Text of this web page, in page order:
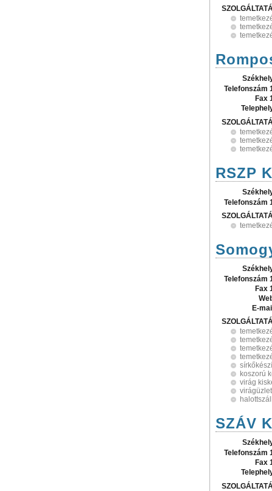
Telefonszám
Fax
RSZP
Telefonszám
Telefonszám
Fax
E-
koszorú
virág
SZÁV
Telefonszám
Fax